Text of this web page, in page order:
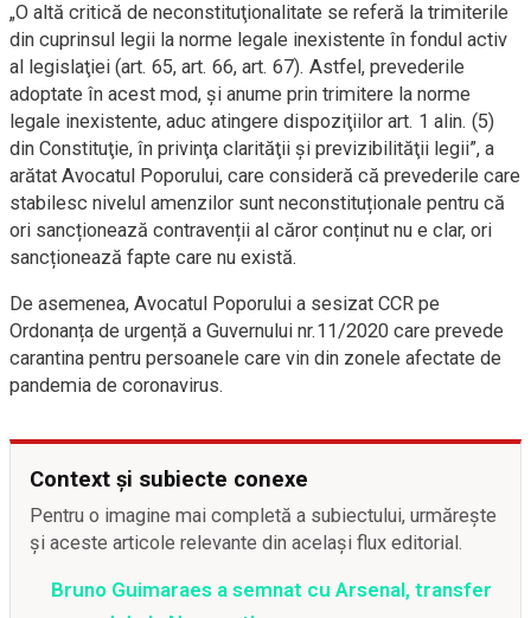
„O altă critică de neconstituţionalitate se referă la trimiterile
din cuprinsul legii la norme legale inexistente în fondul activ
al legislaţiei (art. 65, art. 66, art. 67). Astfel, prevederile
adoptate în acest mod, şi anume prin trimitere la norme
legale inexistente, aduc atingere dispoziţiilor art. 1 alin. (5)
din Constituţie, în privinţa clarităţii şi previzibilităţii legii”, a
arătat Avocatul Poporului, care consideră că prevederile care
stabilesc nivelul amenzilor sunt neconstituționale pentru că
ori sancționează contravenții al căror conținut nu e clar, ori
sancționează fapte care nu există.
De asemenea, Avocatul Poporului a sesizat CCR pe
Ordonanța de urgență a Guvernului nr.11/2020 care prevede
carantina pentru persoanele care vin din zonele afectate de
pandemia de coronavirus.
Context și subiecte conexe
Pentru o imagine mai completă a subiectului, urmărește
și aceste articole relevante din același flux editorial.
Bruno Guimaraes a semnat cu Arsenal, transfer